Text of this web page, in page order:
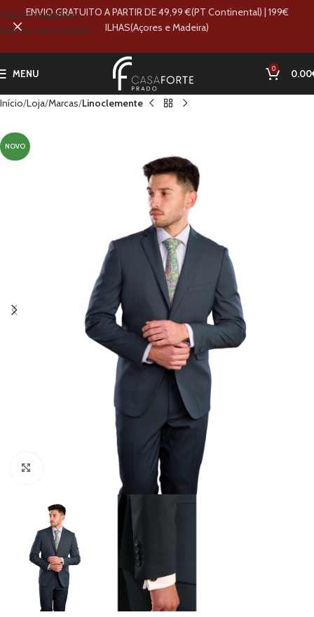
Skip to navigation
Skip to main content
MENU 0 0.00
Início Loja Marcas Linoclemente
NOVO
Clique para ampliar
ENVIO GRATUITO A PARTIR DE 49,99 €(PT Continental) | 199€
ILHAS(Açores e Madeira)